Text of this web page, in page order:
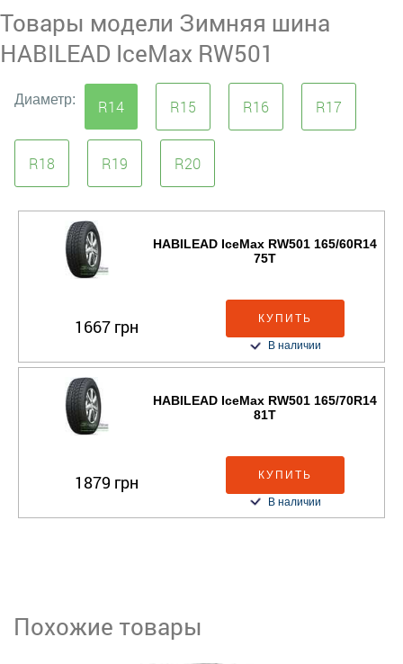
Товары модели Зимняя шина
HABILEAD IceMax RW501
Диаметр: R14 R15 R16 R17
R18 R19 R20
HABILEAD IceMax RW501 165/60R14
75T
1667 грн КУПИТЬ
В наличии
HABILEAD IceMax RW501 165/70R14
81T
1879 грн КУПИТЬ
В наличии
Похожие товары